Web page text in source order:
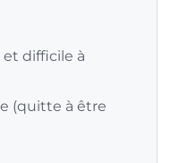
difficile à
(quitte à être